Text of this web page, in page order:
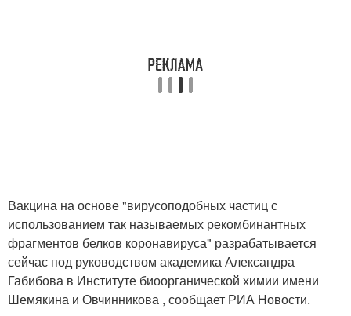
Вакцина на основе "вирусоподобных частиц с
использованием так называемых рекомбинантных
фрагментов белков коронавируса" разрабатывается
сейчас под руководством академика Александра
Габибова в Институте биоорганической химии имени
Шемякина и Овчинникова , сообщает РИА Новости.